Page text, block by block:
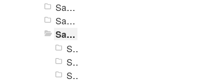
Safety Track 3100
Safety Track 3200
Safety Track 3300
Safety Track 3305
Safety Track 3315
Safety Track 3320